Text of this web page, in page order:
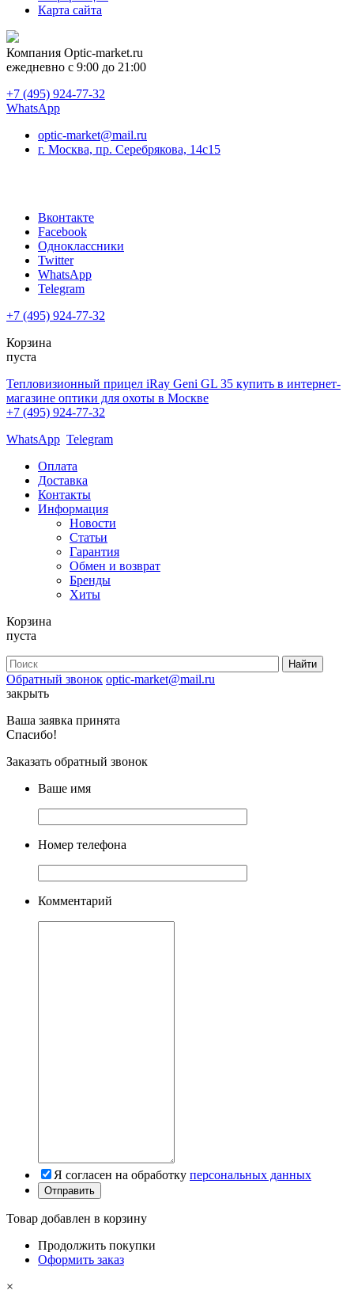
Карта сайта
Компания Optic-market.ru
ежедневно с 9:00 до 21:00
+7 (495) 924-77-32
WhatsApp
optic-market@mail.ru
г. Москва, пр. Серебрякова, 14с15
Вконтакте
Facebook
Одноклассники
Twitter
WhatsApp
Telegram
+7 (495) 924-77-32
Корзина
пуста
Тепловизионный прицел iRay Geni GL 35 купить в интернет-
магазине оптики для охоты в Москве
+7 (495) 924-77-32
WhatsApp Telegram
Оплата
Доставка
Контакты
Информация
Новости
Статьи
Гарантия
Обмен и возврат
Бренды
Хиты
Корзина
пуста
Обратный звонок optic-market@mail.ru
закрыть
Ваша заявка принята
Спасибо!
Заказать обратный звонок
Ваше имя
Номер телефона
Комментарий
Я согласен на обработку персональных данных
Товар добавлен в корзину
Продолжить покупки
Оформить заказ
×